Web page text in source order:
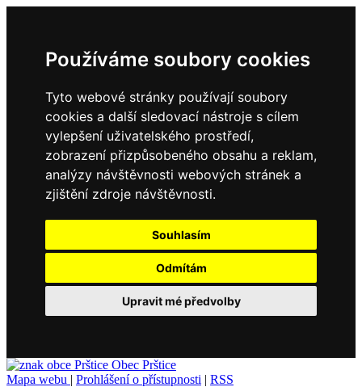
Používáme soubory cookies
Tyto webové stránky používají soubory
cookies a další sledovací nástroje s cílem
vylepšení uživatelského prostředí,
zobrazení přizpůsobeného obsahu a reklam,
analýzy návštěvnosti webových stránek a
zjištění zdroje návštěvnosti.
Souhlasím
Odmítám
Upravit mé předvolby
Obec Prštice
Mapa webu | Prohlášení o přístupnosti | RSS